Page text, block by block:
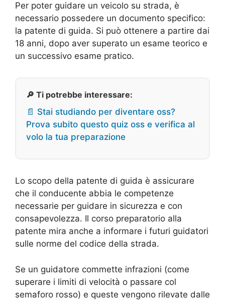
Per poter guidare un veicolo su strada, è
necessario possedere un documento specifico:
la patente di guida. Si può ottenere a partire dai
18 anni, dopo aver superato un esame teorico e
un successivo esame pratico.
🔎 Ti potrebbe interessare:
📄 Stai studiando per diventare oss?
Prova subito questo quiz oss e verifica al
volo la tua preparazione
Lo scopo della patente di guida è assicurare
che il conducente abbia le competenze
necessarie per guidare in sicurezza e con
consapevolezza. Il corso preparatorio alla
patente mira anche a informare i futuri guidatori
sulle norme del codice della strada.
Se un guidatore commette infrazioni (come
superare i limiti di velocità o passare col
semaforo rosso) e queste vengono rilevate dalle